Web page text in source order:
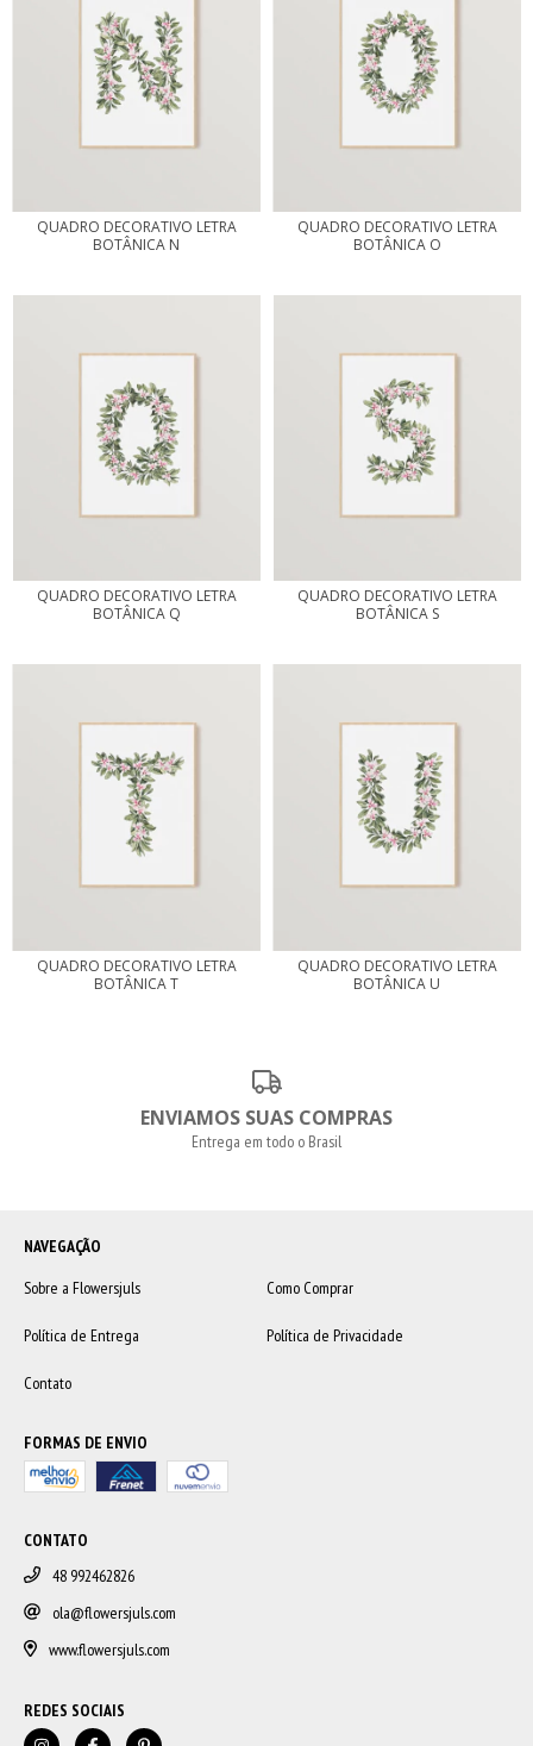
QUADRO DECORATIVO LETRA
BOTÂNICA N
QUADRO DECORATIVO LETRA
BOTÂNICA O
QUADRO DECORATIVO LETRA
BOTÂNICA Q
QUADRO DECORATIVO LETRA
BOTÂNICA S
QUADRO DECORATIVO LETRA
BOTÂNICA T
QUADRO DECORATIVO LETRA
BOTÂNICA U
ENVIAMOS SUAS COMPRAS
Entrega em todo o Brasil
NAVEGAÇÃO
Sobre a Flowersjuls
Como Comprar
Política de Entrega Política de Privacidade
Contato
FORMAS DE ENVIO
CONTATO
48 992462826
ola@flowersjuls.com
www.flowersjuls.com
REDES SOCIAIS